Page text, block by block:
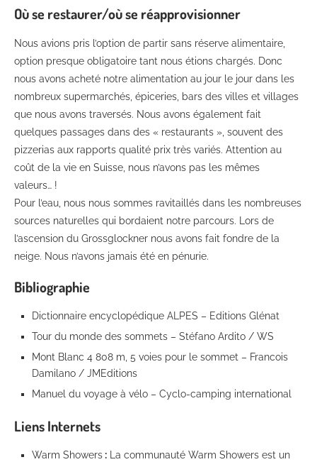
Où se restaurer/où se réapprovisionner
Nous avions pris l’option de partir sans réserve alimentaire,
option presque obligatoire tant nous étions chargés. Donc
nous avons acheté notre alimentation au jour le jour dans les
nombreux supermarchés, épiceries, bars des villes et villages
que nous avons traversés. Nous avons également fait
quelques passages dans des « restaurants », souvent des
pizzerias aux rapports qualité prix très variés. Attention au
coût de la vie en Suisse, nous n’avons pas les mêmes
valeurs… !
Pour l’eau, nous nous sommes ravitaillés dans les nombreuses
sources naturelles qui bordaient notre parcours. Lors de
l’ascension du Grossglockner nous avons fait fondre de la
neige. Nous n’avons jamais été en pénurie.
Bibliographie
Dictionnaire encyclopédique ALPES – Editions Glénat
Tour du monde des sommets – Stéfano Ardito / WS
Mont Blanc 4 808 m, 5 voies pour le sommet – Francois
Damilano / JMEditions
Manuel du voyage à vélo – Cyclo-camping international
Liens Internets
Warm Showers : La communauté Warm Showers est un